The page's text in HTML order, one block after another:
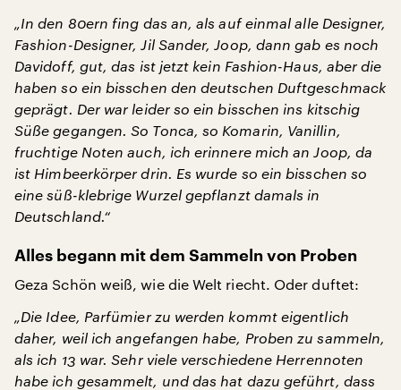
„In den 80ern fing das an, als auf einmal alle Designer,
Fashion-Designer, Jil Sander, Joop, dann gab es noch
Davidoff, gut, das ist jetzt kein Fashion-Haus, aber die
haben so ein bisschen den deutschen Duftgeschmack
geprägt. Der war leider so ein bisschen ins kitschig
Süße gegangen. So Tonca, so Komarin, Vanillin,
fruchtige Noten auch, ich erinnere mich an Joop, da
ist Himbeerkörper drin. Es wurde so ein bisschen so
eine süß-klebrige Wurzel gepflanzt damals in
Deutschland.“
Alles begann mit dem Sammeln von Proben
Geza Schön weiß, wie die Welt riecht. Oder duftet:
„Die Idee, Parfümier zu werden kommt eigentlich
daher, weil ich angefangen habe, Proben zu sammeln,
als ich 13 war. Sehr viele verschiedene Herrennoten
habe ich gesammelt, und das hat dazu geführt, dass